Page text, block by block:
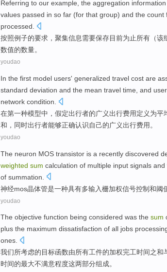
Referring to our example , the aggregation information
values passed in so far (for that group) and the count
processed
按照例子的要求， 聚集信息需要保存目前为止所有 （该
数值的数量。
youdao
In the first model users' generalized travel cost are
standard deviation and the mean travel time and
network condition.
在第一种模型中， 假定出行者的广义出行费用定义为平
和，同时出行者能够正确认识自己的广义出行费用。
youdao
The neuron MOS transistor is a recently discovered
weighted sum calculation of multiple input signals and
of summation
神经mos晶体管是一种具有多输入栅加权信号控制和阈
youdao
The objective function being considered was the sum
plus the maximum dissatisfaction of all jobs
ones.
我们所考虑的目标函数由所有工件的加权完工时间之和
时间的最大不满意程度这两部分组成。